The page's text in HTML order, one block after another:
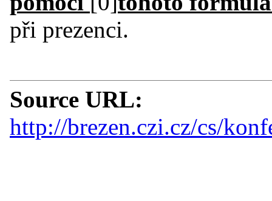
při prezenci.
Source URL:
http://brezen.czi.cz/cs/